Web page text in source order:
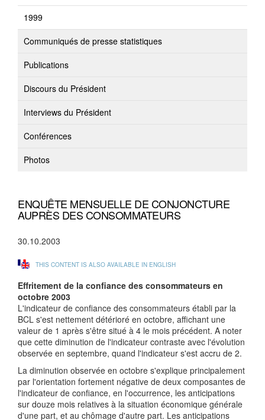
1999
Communiqués de presse statistiques
Publications
Discours du Président
Interviews du Président
Conférences
Photos
ENQUÊTE MENSUELLE DE CONJONCTURE
AUPRÈS DES CONSOMMATEURS
30.10.2003
THIS CONTENT IS ALSO AVAILABLE IN ENGLISH
Effritement de la confiance des consommateurs en
octobre 2003
L'indicateur de confiance des consommateurs établi par la
BCL s'est nettement détérioré en octobre, affichant une
valeur de 1 après s'être situé à 4 le mois précédent. A noter
que cette diminution de l'indicateur contraste avec l'évolution
observée en septembre, quand l'indicateur s'est accru de 2.
La diminution observée en octobre s'explique principalement
par l'orientation fortement négative de deux composantes de
l'indicateur de confiance, en l'occurrence, les anticipations
sur douze mois relatives à la situation économique générale
d'une part, et au chômage d'autre part. Les anticipations